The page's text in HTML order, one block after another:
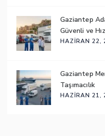
Gaziantep
Güvenli ve
HAZIRAN 22,
Gaziantep
Taşımacılık
HAZIRAN 21,